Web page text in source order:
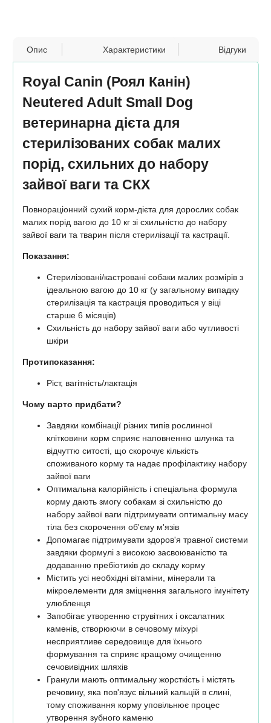
Опис Характеристики Відгуки
Royal Canin (Роял Канін)
Neutered Adult Small Dog
ветеринарна дієта для
стерилізованих собак малих
порід, схильних до набору
зайвої ваги та СКХ
Повнораціонний сухий корм-дієта для дорослих собак
малих порід вагою до 10 кг зі схильністю до набору
зайвої ваги та тварин після стерилізації та кастрації.
Показання:
Стерилізовані/кастровані собаки малих розмірів з
ідеальною вагою до 10 кг (у загальному випадку
стерилізація та кастрація проводиться у віці
старше 6 місяців)
Схильність до набору зайвої ваги або чутливості
шкіри
Протипоказання:
Ріст, вагітність/лактація
Чому варто придбати?
Завдяки комбінації різних типів рослинної
клітковини корм сприяє наповненню шлунка та
відчуттю ситості, що скорочує кількість
споживаного корму та надає профілактику набору
зайвої ваги
Оптимальна калорійність і спеціальна формула
корму дають змогу собакам зі схильністю до
набору зайвої ваги підтримувати оптимальну масу
тіла без скорочення об'єму м'язів
Допомагає підтримувати здоров'я травної системи
завдяки формулі з високою засвоюваністю та
додаванню пребіотиків до складу корму
Містить усі необхідні вітаміни, мінерали та
мікроелементи для зміцнення загального імунітету
улюбленця
Запобігає утворенню струвітних і оксалатних
каменів, створюючи в сечовому міхурі
несприятливе середовище для їхнього
формування та сприяє кращому очищенню
сечовивідних шляхів
Гранули мають оптимальну жорсткість і містять
речовину, яка пов'язує вільний кальцій в слині,
тому споживання корму уповільнює процес
утворення зубного каменю